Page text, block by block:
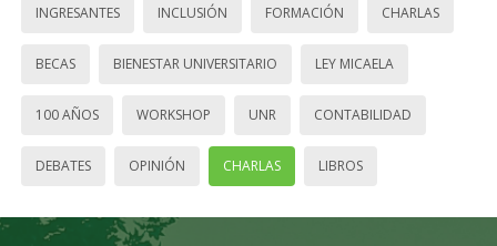
INGRESANTES INCLUSIÓN FORMACIÓN CHARLAS
BECAS BIENESTAR UNIVERSITARIO LEY MICAELA
100 AÑOS WORKSHOP UNR CONTABILIDAD
DEBATES OPINIÓN CHARLAS LIBROS